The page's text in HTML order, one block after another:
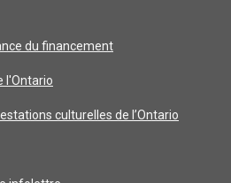
du financement
l'Ontario
culturelles de l’Ontario